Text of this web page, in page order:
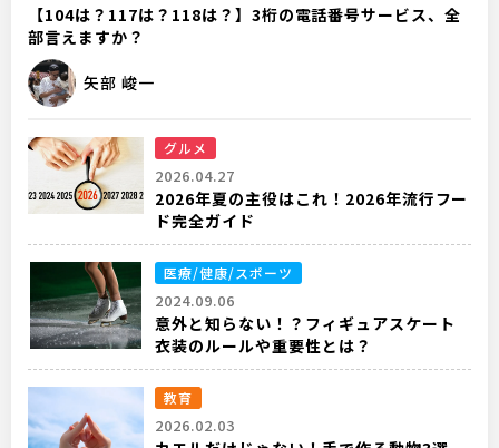
【104は？117は？118は？】3桁の電話番号サービス、全
部言えますか？
矢部 峻一
グルメ
2026.04.27
2026年夏の主役はこれ！2026年流行フー
ド完全ガイド
医療/健康/スポーツ
2024.09.06
意外と知らない！？フィギュアスケート
衣装のルールや重要性とは？
教育
2026.02.03